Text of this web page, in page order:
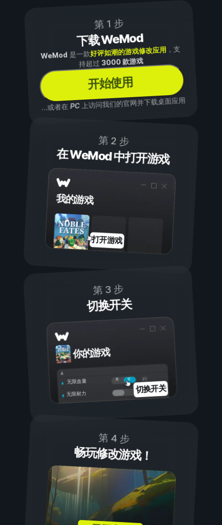
第 1 步
下载 WeMod
WeMod是一款好评如潮的游戏修改应用 ，支
持超过3000 款游戏
开始使用
...或者在PC上访问我们的官网并下载桌面应用
第 2 步
在 WeMod 中打开游戏
我的游戏
打开游戏
第 3 步
切换开关
你的游戏
开
关
无限血量
无限耐力
切换开关
第 4 步
畅玩修改游戏！